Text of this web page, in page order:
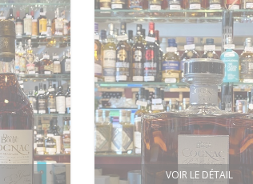
VOIR LE DÉTAIL